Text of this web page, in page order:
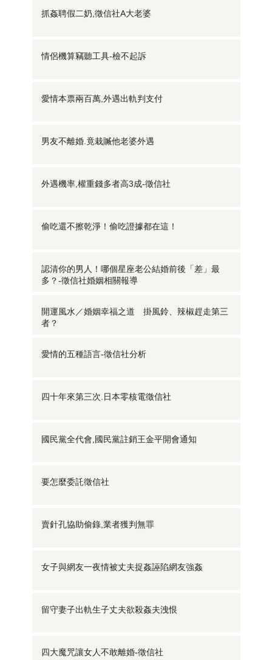
抓姦聘假二奶,徵信社A大老婆
情侶機算竊聽工具-檢不起訴
愛情本票兩百萬,外遇出軌判支付
男友不離婚.竟栽贓他老婆外遇
外遇機率,權重錢多者高3成-徵信社
偷吃還不擦乾淨！偷吃證據都在這！
認清你的男人！哪個星座老公結婚前後「差」最
多？-徵信社婚姻相關報導
開運風水／婚姻幸福之道 掛風鈴、辣椒趕走第三
者？
愛情的五種語言-徵信社分析
四十年來第三次.日本零核電徵信社
國民黨全代會,國民黨註銷王金平開會通知
要怎麼委託徵信社
賣針孔協助偷錄,業者獲判無罪
女子與網友一夜情被丈夫捉姦誣陷網友強姦
留守妻子出軌生子丈夫欲殺姦夫洩恨
四大魔咒讓女人不敢離婚-徵信社